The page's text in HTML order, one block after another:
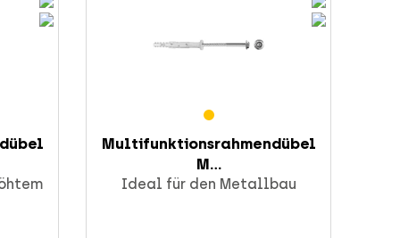
Multifunktionsrahmendübel
M...
Ideal für den Metallbau